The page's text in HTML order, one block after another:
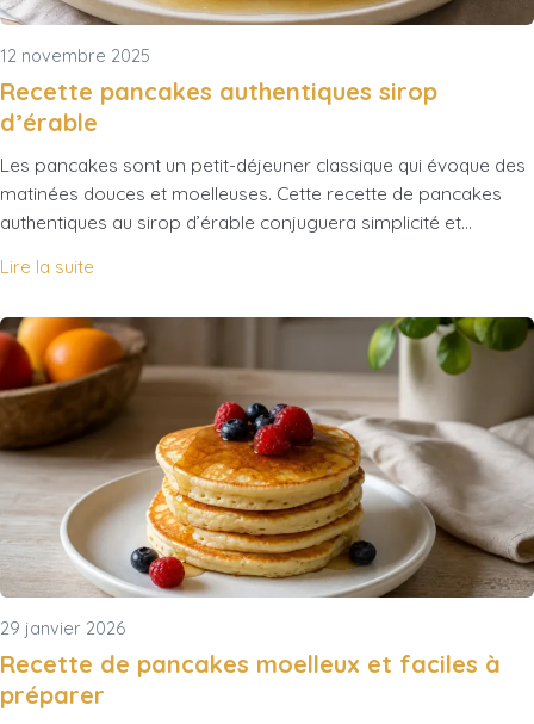
12 novembre 2025
Recette pancakes authentiques sirop
d’érable
Les pancakes sont un petit-déjeuner classique qui évoque des
matinées douces et moelleuses. Cette recette de pancakes
authentiques au sirop d’érable conjuguera simplicité et…
Lire la suite
29 janvier 2026
Recette de pancakes moelleux et faciles à
préparer